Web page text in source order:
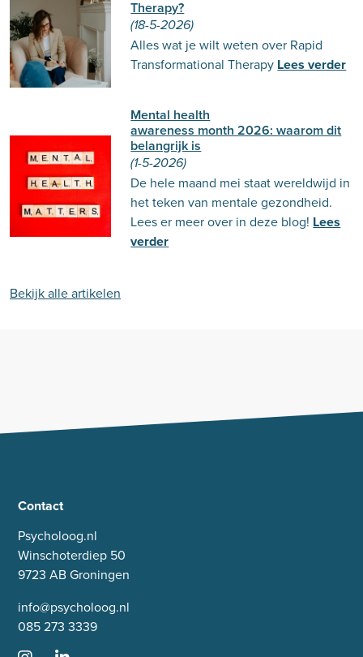
Therapy?
(18-5-2026)
Alles wat je wilt weten over Rapid
Transformational Therapy Lees verder
Mental health
awareness month 2026: waarom dit
belangrijk is
(1-5-2026)
De hele maand mei staat wereldwijd in
het teken van mentale gezondheid.
Lees er meer over in deze blog! Lees
verder
Bekijk alle artikelen
Contact
Psycholoog.nl
Winschoterdiep 50
9723 AB Groningen
info@psycholoog.nl
085 273 3339